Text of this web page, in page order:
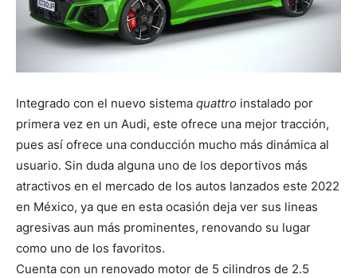
Integrado con el nuevo sistema quattro instalado por
primera vez en un Audi, este ofrece una mejor tracción,
pues así ofrece una conducción mucho más dinámica al
usuario. Sin duda alguna uno de los deportivos más
atractivos en el mercado de los autos lanzados este 2022
en México, ya que en esta ocasión deja ver sus lineas
agresivas aun más prominentes, renovando su lugar
como uno de los favoritos.
Cuenta con un renovado motor de 5 cilindros de 2.5